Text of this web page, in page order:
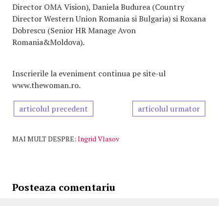
Director OMA Vision), Daniela Budurea (Country
Director Western Union Romania si Bulgaria) si Roxana
Dobrescu (Senior HR Manage Avon
Romania&Moldova).
Inscrierile la eveniment continua pe site-ul
www.thewoman.ro.
articolul precedent articolul urmator
MAI MULT DESPRE: Ingrid Vlasov
Posteaza comentariu